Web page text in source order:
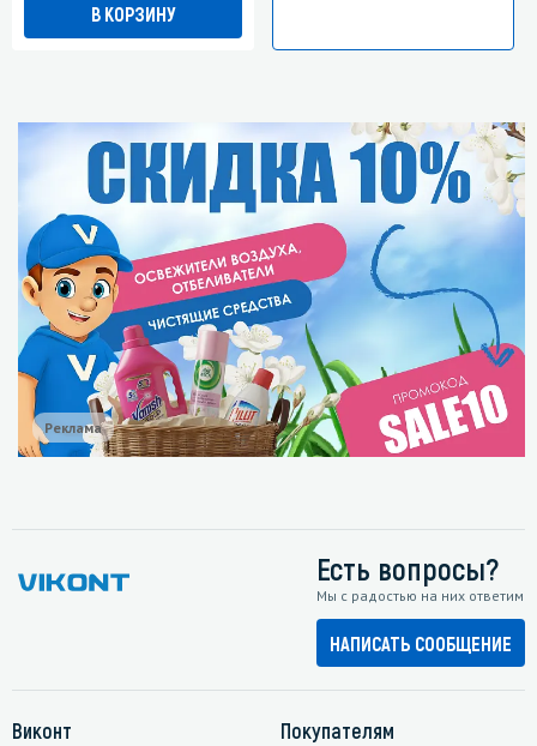
В КОРЗИНУ
Реклама
Есть вопросы?
Мы с радостью на них ответим
НАПИСАТЬ СООБЩЕНИЕ
Виконт Покупателям